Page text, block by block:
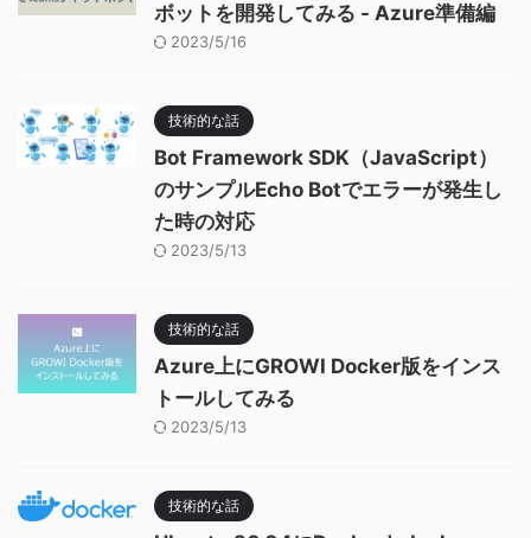
ボットを開発してみる - Azure準備編
2023/5/16
技術的な話
Bot Framework SDK（JavaScript）
のサンプルEcho Botでエラーが発生し
た時の対応
2023/5/13
技術的な話
Azure上にGROWI Docker版をインス
トールしてみる
2023/5/13
技術的な話